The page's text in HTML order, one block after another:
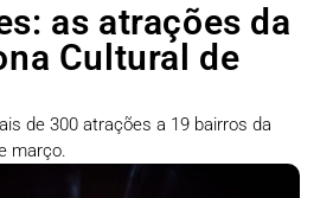
as atrações da
Cultural de
de 300 atrações a 19 bairros da
março.